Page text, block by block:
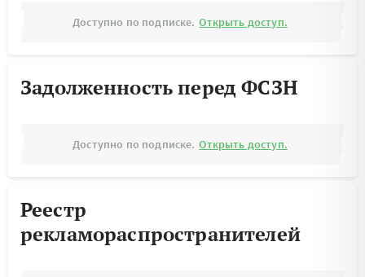
Доступно по подписке. Открыть доступ.
Задолженность перед ФСЗН
Доступно по подписке. Открыть доступ.
Реестр
рекламораспространителей